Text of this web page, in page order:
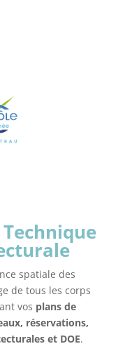
spatiale des
de tous les corps
vos plans de
réservations,
et DOE.